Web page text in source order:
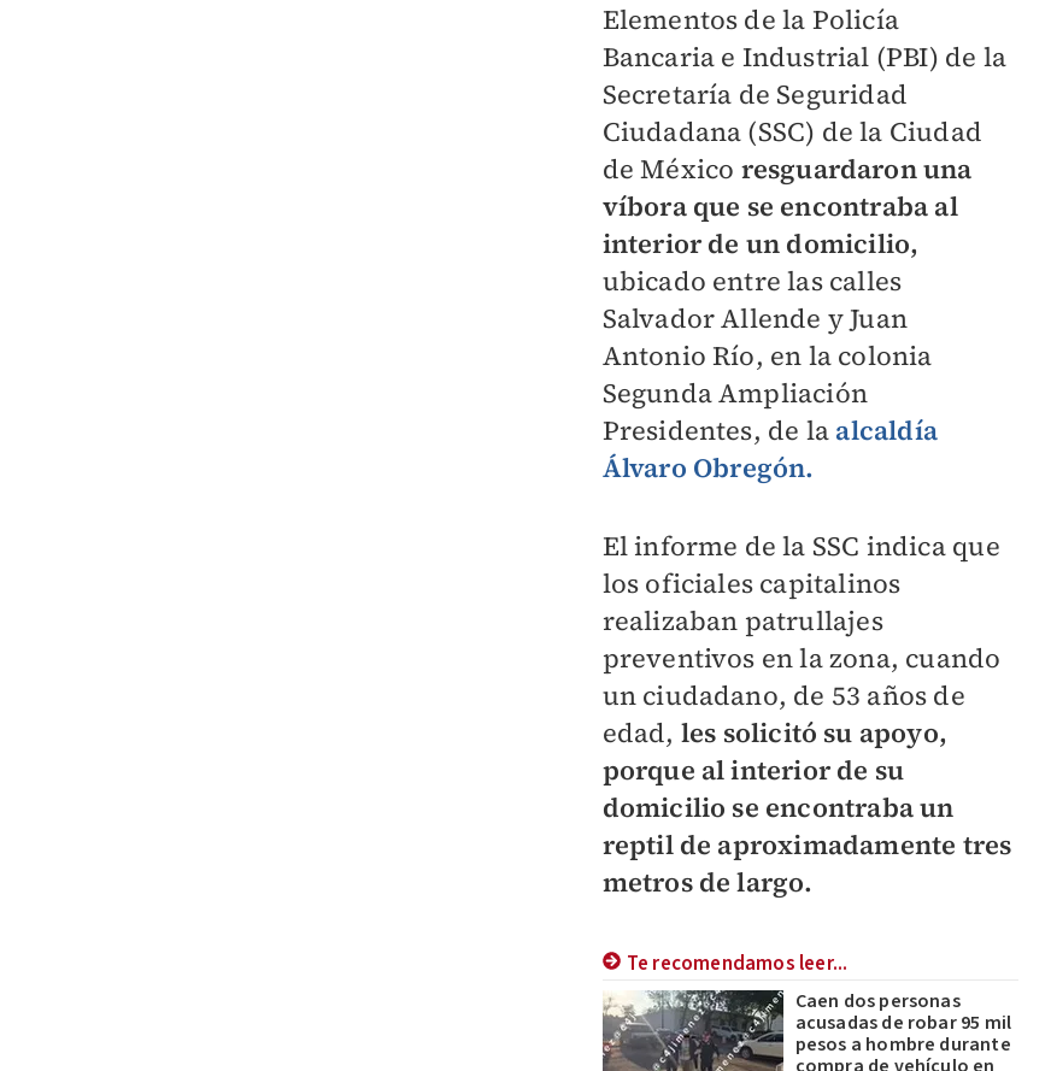
Elementos de la Policía
Bancaria e Industrial (PBI) de la
Secretaría de Seguridad
Ciudadana (SSC) de la Ciudad
de México resguardaron una
víbora que se encontraba al
interior de un domicilio,
ubicado entre las calles
Salvador Allende y Juan
Antonio Río, en la colonia
Segunda Ampliación
Presidentes, de la alcaldía
Álvaro Obregón.
El informe de la SSC indica que
los oficiales capitalinos
realizaban patrullajes
preventivos en la zona, cuando
un ciudadano, de 53 años de
edad, les solicitó su apoyo,
porque al interior de su
domicilio se encontraba un
reptil de aproximadamente tres
metros de largo.
Te recomendamos leer...
Caen dos personas
acusadas de robar 95 mil
pesos a hombre durante